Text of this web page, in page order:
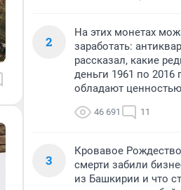
2
На этих монетах
заработать:
рассказал, какие
деньги 1961 по 2016
обладают ценностью
46 691 11
3
Кровавое
смерти забили
из Башкирии и что